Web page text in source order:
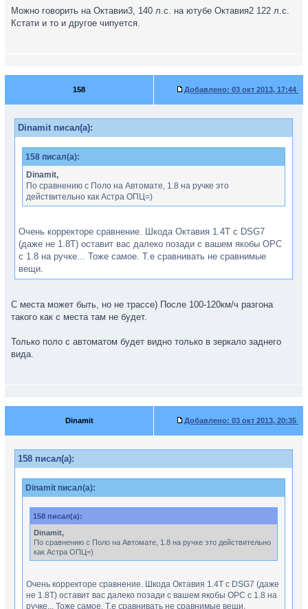
Можно говорить на Октавии3, 140 л.с. на ютубе Октавия2 122 л.с.
Кстати и то и другое чипуется.
158 Добавлено: 03 окт 2013, 17:44
Dinamit писал(а):
158 писал(а):
Dinamit,
По сравнению с Поло на Автомате, 1.8 на ручке это
действительно как Астра ОПЦ=)
Очень корректоре сравнение. Шкода Октавия 1.4T с DSG7
(даже не 1.8Т) оставит вас далеко позади с вашем якобы OPC
с 1.8 на ручке... Тоже самое. Т.е сравнивать не сравнимые
вещи.
С места может быть, но не трассе) После 100-120км/ч разгона
такого как с места там не будет.
Только поло с автоматом будет видно только в зеркало заднего
вида.
Dinamit Добавлено: 03 окт 2013, 20:35
158 писал(а):
Dinamit писал(а):
158 писал(а):
Dinamit,
По сравнению с Поло на Автомате, 1.8 на ручке это действительно
как Астра ОПЦ=)
Очень корректоре сравнение. Шкода Октавия 1.4T с DSG7 (даже
не 1.8Т) оставит вас далеко позади с вашем якобы OPC с 1.8 на
ручке... Тоже самое. Т.е сравнивать не сравнимые вещи.